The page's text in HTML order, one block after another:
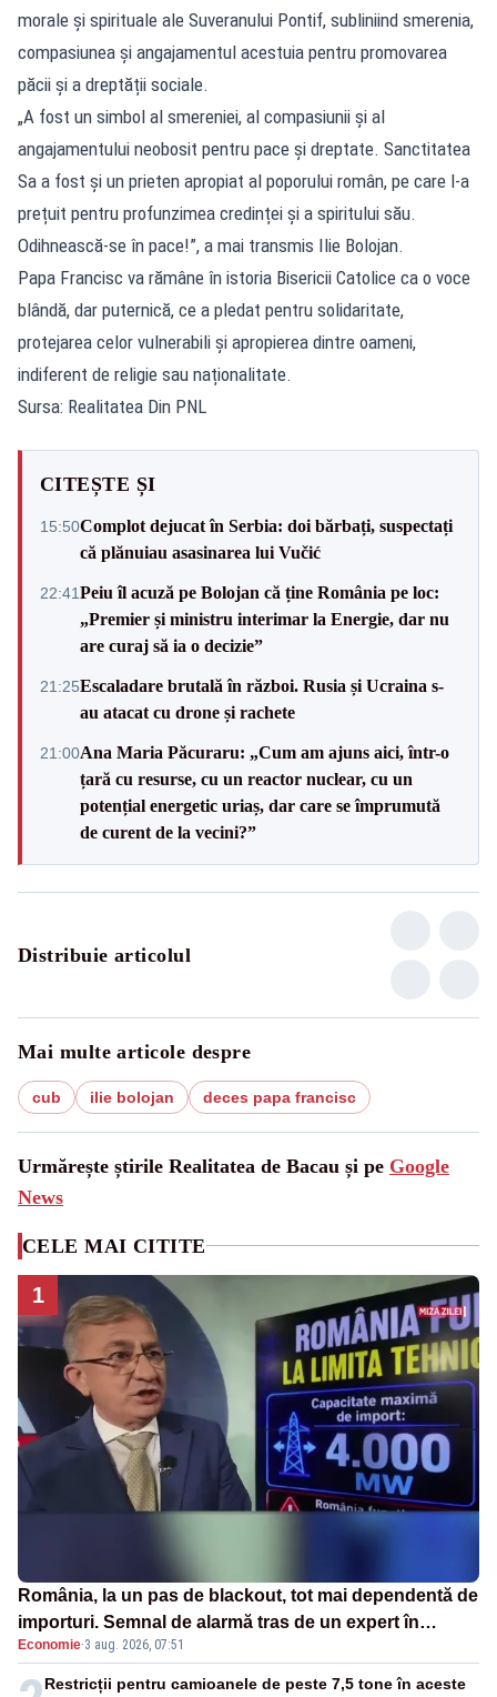
morale și spirituale ale Suveranului Pontif, subliniind smerenia,
compasiunea și angajamentul acestuia pentru promovarea
păcii și a dreptății sociale.
„A fost un simbol al smereniei, al compasiunii și al
angajamentului neobosit pentru pace și dreptate. Sanctitatea
Sa a fost și un prieten apropiat al poporului român, pe care l-a
prețuit pentru profunzimea credinței și a spiritului său.
Odihnească-se în pace!”, a mai transmis Ilie Bolojan.
Papa Francisc va rămâne în istoria Bisericii Catolice ca o voce
blândă, dar puternică, ce a pledat pentru solidaritate,
protejarea celor vulnerabili și apropierea dintre oameni,
indiferent de religie sau naționalitate.
Sursa: Realitatea Din PNL
CITEȘTE ȘI
15:50Complot dejucat în Serbia: doi bărbați, suspectați
că plănuiau asasinarea lui Vučić
22:41Peiu îl acuză pe Bolojan că ține România pe loc:
„Premier și ministru interimar la Energie, dar nu
are curaj să ia o decizie”
21:25Escaladare brutală în război. Rusia și Ucraina s-
au atacat cu drone și rachete
21:00Ana Maria Păcuraru: „Cum am ajuns aici, într-o
țară cu resurse, cu un reactor nuclear, cu un
potențial energetic uriaș, dar care se împrumută
de curent de la vecini?”
Distribuie articolul
Mai multe articole despre
cub ilie bolojan deces papa francisc
Urmărește știrile Realitatea de Bacau și pe Google
News
CELE MAI CITITE
1
România, la un pas de blackout, tot mai dependentă de
importuri. Semnal de alarmă tras de un expert în
energie
Economie·3 aug. 2026, 07:51
Restricții pentru camioanele de peste 7,5 tone în aceste